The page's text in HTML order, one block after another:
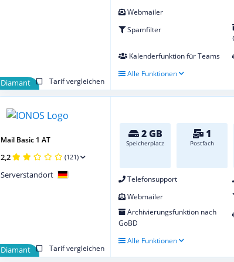
Webmailer
Spamfilter
Kalenderfunktion für Teams
Alle Funktionen
Diamant
Tarif vergleichen
2 GB
Speicherplatz
1
Postfach
Telefonsupport
Webmailer
Archivierungsfunktion nach
GoBD
Alle Funktionen
Diamant
Tarif vergleichen
Mail Basic 1 AT
2,2 (121)
Serverstandort